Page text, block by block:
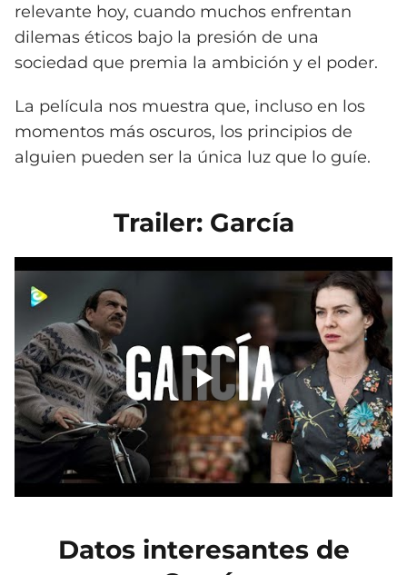
relevante hoy, cuando muchos enfrentan
dilemas éticos bajo la presión de una
sociedad que premia la ambición y el poder.
La película nos muestra que, incluso en los
momentos más oscuros, los principios de
alguien pueden ser la única luz que lo guíe.
Trailer: García
Datos interesantes de